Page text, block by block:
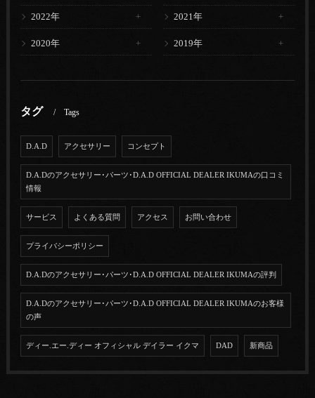
2022年 2021年
2020年 2019年
タグ Tags
D.A.D アクセサリー コンセプト
D.A.Dのアクセサリー･パーツ･D.A.D OFFICIAL DEALER IKUMAの口コミ
情報
サービス よくある質問 アクセス お問い合わせ
プライバシーポリシー
D.A.Dのアクセサリー･パーツ･D.A.D OFFICIAL DEALER IKUMAの評判
D.A.Dのアクセサリー･パーツ･D.A.D OFFICIAL DEALER IKUMAのお客様
の声
ディー.エー.ディー オフィシャル デイラー イクマ DAD 新商品